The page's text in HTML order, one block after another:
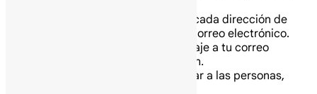
Cuando compartas tu archivo, cada dirección de
correo electrónico recibirá un correo electrónico.
Opcional: Añade un mensaje a tu correo
electrónico de notificación.
Si no quieres notificar a las personas,